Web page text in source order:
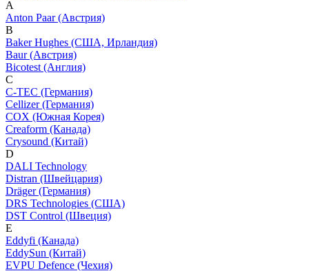
A
Anton Paar (Австрия)
B
Baker Hughes (США, Ирландия)
Baur (Австрия)
Bicotest (Англия)
C
C-TEC (Германия)
Cellizer (Германия)
COX (Южная Корея)
Creaform (Канада)
Crysound (Китай)
D
DALI Technology
Distran (Швейцария)
Dräger (Германия)
DRS Technologies (США)
DST Control (Швеция)
E
Eddyfi (Канада)
EddySun (Китай)
EVPU Defence (Чехия)